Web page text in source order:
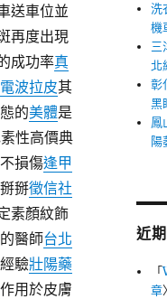
送車位並
再度出現
成功率真
電波拉皮其
的美體是
性高價典
損傷逢甲
掰徵信社
素顏紋飾
醫師台北
驗壯陽藥
作用於皮膚
洗
機
三
北
彰
黑
鳳
陽
近
「
章